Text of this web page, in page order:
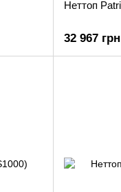
Неттоп
32 967 грн